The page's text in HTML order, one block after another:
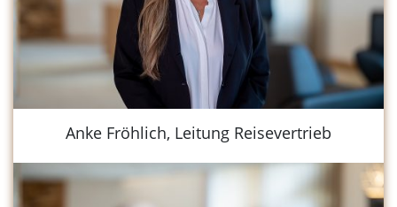
Anke Fröhlich, Leitung Reisevertrieb